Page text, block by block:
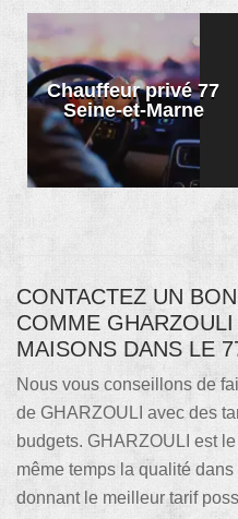
Chauffeur privé 77
Seine-et-Marne
CONTACTEZ UN
COMME
MAISONS DANS LE
Nous vous conseillons de
de GHARZOULI avec des
budgets. GHARZOULI est
même temps la qualité
donnant le meilleur tarif